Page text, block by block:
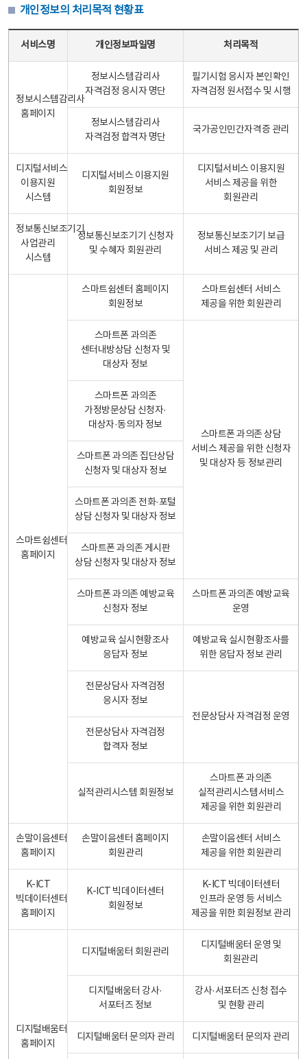
개인정보의 처리목적 현황표
서비스명 개인정보파일명 처리목적
정보시스템감리사
홈페이지
정보시스템감리사
자격검정 응시자 명단
필기시험 응시자 본인확인
자격검정 원서접수 및 시행
정보시스템감리사
자격검정 합격자 명단
국가공인민간자격증 관리
디지털서비스
이용지원
시스템
디지털서비스 이용지원
회원정보
디지털서비스 이용지원
서비스 제공을 위한
회원관리
정보통신보조기기
사업관리
시스템
정보통신보조기기 신청자
및 수혜자 회원관리
정보통신보조기기 보급
서비스 제공 및 관리
스마트쉼센터
홈페이지
스마트쉼센터 홈페이지
회원정보
스마트쉼센터 서비스
제공을 위한 회원관리
스마트폰 과의존
센터내방상담 신청자 및
대상자 정보
스마트폰 과의존 상담
서비스 제공을 위한 신청자
및 대상자 등 정보관리
스마트폰 과의존
가정방문상담 신청자·
대상자·동의자 정보
스마트폰 과의존 집단상담
신청자 및 대상자 정보
스마트폰 과의존 전화·포털
상담 신청자 및 대상자 정보
스마트폰 과의존 게시판
상담 신청자 및 대상자 정보
스마트폰 과의존 예방교육
신청자 정보
스마트폰 과의존 예방교육
운영
예방교육 실시현황조사
응답자 정보
예방교육 실시현황조사를
위한 응답자 정보 관리
전문상담사 자격검정
응시자 정보
전문상담사 자격검정 운영
전문상담사 자격검정
합격자 정보
실적관리시스템 회원정보
스마트폰 과의존
실적관리시스템서비스
제공을 위한 회원관리
손말이음센터
홈페이지
손말이음센터 홈페이지
회원관리
손말이음센터 서비스
제공을 위한 회원관리
K-ICT
빅데이터센터
홈페이지
K-ICT 빅데이터센터
회원정보
K-ICT 빅데이터센터
인프라 운영 등 서비스
제공을 위한 회원정보 관리
디지털배움터
홈페이지
디지털배움터 회원관리
디지털배움터 운영 및
회원관리
디지털배움터 강사·
서포터즈 정보
강사·서포터즈 신청 접수
및 현황 관리
디지털배움터 문의자 관리 디지털배움터 문의자 관리